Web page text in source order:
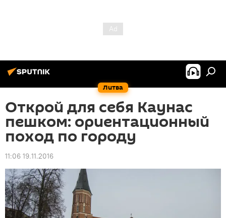
Литва
Открой для себя Каунас
пешком: ориентационный
поход по городу
11:06 19.11.2016